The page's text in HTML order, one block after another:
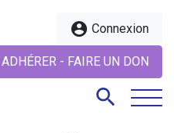
account_circle Connexion
ADHÉRER - FAIRE UN DON
search